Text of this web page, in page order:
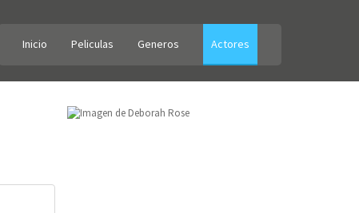
Inicio Peliculas Generos Actores